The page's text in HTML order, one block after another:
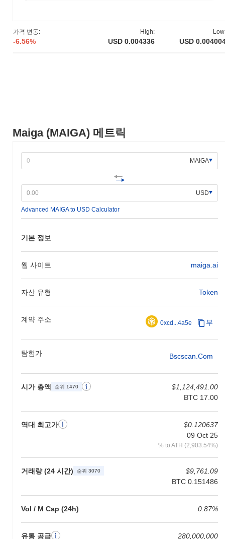
Maiga (MAIGA) 메트릭
MAIGA
USD
Advanced MAIGA to USD Calculator
기본 정보
웹 사이트 maiga.ai
자산 유형 Token
계약 주소 0xcd...4a5e 부
탐험가 Bscscan.com
시가 총액 순위 1470
$1,124,491.00
BTC 17.00
역대 최고가
$0.120637
09 Oct 25
% to ATH (2,903.54%)
거래량 (24 시간) 순위 3070
$9,761.09
BTC 0.151486
Vol / M Cap (24h) 0.87%
유통 공급
280,000,000
가격 변동:
-6.56%
High:
USD 0.004336 USD
보장하는 것을 목표로 했습니다. 이러한 기초적인 단계는 Maiga의
성장과 생태계 개발을 위한 토대를 마련하여 향후 발전과 커뮤니티
폼을 사용자에게 더 접근 가능하게 만들 것입니다. 또한, Maiga는
주요 블록체인 프로젝트와의 전략적 파트너십을 진행 중이며, 이는
생태계를 확장하고 다양한 애플리케이션에서의 유용성을 증가시
키는 데 중점을 두고 있습니다. 이러한 이니셔티브의 진행 상황은
프로젝트의 공식 로드맵을 통해 모니터링되어 투명성과 커뮤니티
참여를 보장하며, Maiga가 시장 수요에 맞춰 계속 진화하고 적응할
수 있도록 합니다.
Maiga의 차별점은 무엇인가요?
Maiga는 혁신적인 Layer 2 아키텍처를 통해 차별화되며, 이는 전통
적인 블록체인 솔루션에 비해 거래 처리량을 향상시키고 지연 시간
을 줄입니다. 이 설계는 거래의 병렬 처리를 가능하게 하는 독특한
샤딩 메커니즘을 활용하여 확장성을 크게 개선합니다. 또한, Maiga
계는 SDK 및 API를 포함한 강력한 개발자 도구 키트로 더욱 풍부
해지며, 이는 원활한 통합 및 애플리케이션 개발을 촉진합니다. 이
러한 개발자 경험에 대한 집중은 활기찬 빌더 및 혁신가 커뮤니티
를 조성합니다. Maiga의 거버넌스 모델은 분산되어 있으며, 토큰
된 기관들과의 주목할 만한 파트너십은 Maiga의 신뢰성을 높이고
자리매김하게 합니다.
Maiga로 무엇을 할 수 있나요?
사용자는 MAIGA를 거래 수수료로 활용하여 블록체인에 구축된 분
산 애플리케이션(dApps) 간의 원활한 상호작용을 가능하게 합니
다. 보유자는 자신의 토큰을 스테이킹하여 네트워크 보안에 기여하
고 보상을 받을 수 있는 옵션이 있습니다. 또한, MAIGA는 거버넌
스 참여를 촉진하여 보유자들이 프로젝트의 미래 방향에 영향을 미
치는 제안에 투표할 수 있도록 합니다. 개발자에게 MAIGA는
dApps를 구축하고 통합하는 데 필요한 필수 도구를 제공하여 생태
션을 지원하여 MAIGA로 달성할 수 있는 범위를 넓힙니다. 또한,